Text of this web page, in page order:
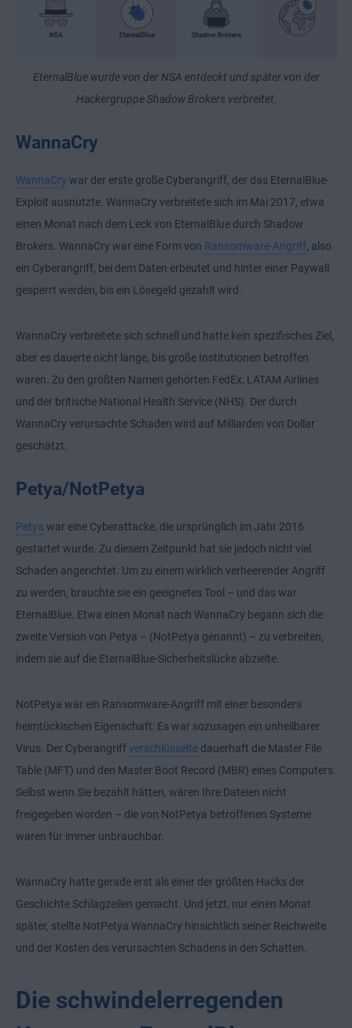
EternalBlue wurde von der NSA entdeckt und später von der
Hackergruppe Shadow Brokers verbreitet.
WannaCry
WannaCry war der erste große Cyberangriff, der das EternalBlue-
Exploit ausnutzte. WannaCry verbreitete sich im Mai 2017, etwa
einen Monat nach dem Leck von EternalBlue durch Shadow
Brokers. WannaCry war eine Form von Ransomware-Angriff, also
ein Cyberangriff, bei dem Daten erbeutet und hinter einer Paywall
gesperrt werden, bis ein Lösegeld gezahlt wird.
WannaCry verbreitete sich schnell und hatte kein spezifisches Ziel,
aber es dauerte nicht lange, bis große Institutionen betroffen
waren. Zu den größten Namen gehörten FedEx, LATAM Airlines
und der britische National Health Service (NHS). Der durch
WannaCry verursachte Schaden wird auf Milliarden von Dollar
geschätzt.
Petya/NotPetya
Petya war eine Cyberattacke, die ursprünglich im Jahr 2016
gestartet wurde. Zu diesem Zeitpunkt hat sie jedoch nicht viel
Schaden angerichtet. Um zu einem wirklich verheerender Angriff
zu werden, brauchte sie ein geeignetes Tool – und das war
EternalBlue. Etwa einen Monat nach WannaCry begann sich die
zweite Version von Petya – (NotPetya genannt) – zu verbreiten,
indem sie auf die EternalBlue-Sicherheitslücke abzielte.
NotPetya war ein Ransomware-Angriff mit einer besonders
heimtückischen Eigenschaft: Es war sozusagen ein unheilbarer
Virus. Der Cyberangriffverschlüsselte dauerhaft die Master File
Table (MFT) und den Master Boot Record (MBR) eines Computers.
Selbst wenn Sie bezahlt hätten, wären Ihre Dateien nicht
freigegeben worden – die von NotPetya betroffenen Systeme
waren für immer unbrauchbar.
WannaCry hatte gerade erst als einer der größten Hacks der
Geschichte Schlagzeilen gemacht. Und jetzt, nur einen Monat
später, stellte NotPetya WannaCry hinsichtlich seiner Reichweite
und der Kosten des verursachten Schadens in den Schatten.
Die schwindelerregenden